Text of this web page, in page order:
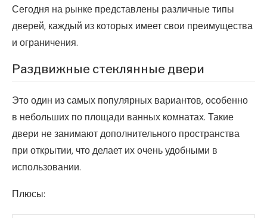
Сегодня на рынке представлены различные типы
дверей, каждый из которых имеет свои преимущества
и ограничения.
Раздвижные стеклянные двери
Это один из самых популярных вариантов, особенно
в небольших по площади ванных комнатах. Такие
двери не занимают дополнительного пространства
при открытии, что делает их очень удобными в
использовании.
Плюсы: